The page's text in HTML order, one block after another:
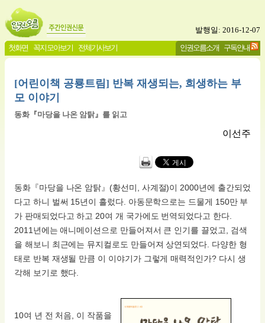
발행일: 2016-12-07
첫화면 꼭지 모아보기 전체기사보기 인권오름소개 구독안내
[어린이책 공룡트림] 반복 재생되는, 희생하는 부
모 이야기
동화『마당을 나온 암탉』를 읽고
이선주
동화『마당을 나온 암탉』(황선미, 사계절)이 2000년에 출간되었
다고 하니 벌써 15년이 흘렀다. 아동문학으로는 드물게 150만 부
가 판매되었다고 하고 20여 개 국가에도 번역되었다고 한다.
2011년에는 애니메이션으로 만들어져서 큰 인기를 끌었고, 검색
을 해보니 최근에는 뮤지컬로도 만들어져 상연되었다. 다양한 형
태로 반복 재생될 만큼 이 이야기가 그렇게 매력적인가? 다시 생
각해 보기로 했다.
10여 년 전 처음, 이 작품을